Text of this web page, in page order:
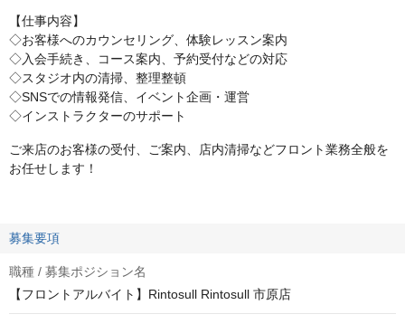
【仕事内容】
◇お客様へのカウンセリング、体験レッスン案内
◇入会手続き、コース案内、予約受付などの対応
◇スタジオ内の清掃、整理整頓
◇SNSでの情報発信、イベント企画・運営
◇インストラクターのサポート
ご来店のお客様の受付、ご案内、店内清掃などフロント業務全般を
お任せします！
募集要項
職種 / 募集ポジション名
【フロントアルバイト】Rintosull Rintosull 市原店